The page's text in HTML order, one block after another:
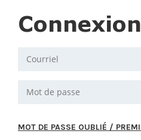
Connexion
MOT DE PASSE OUBLIÉ /